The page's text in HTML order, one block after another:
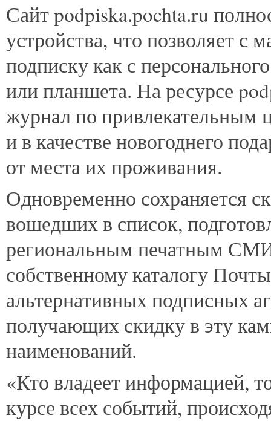
Сайт podpiska.pochta.ru
устройства, что позволяет
подписку как с
или планшета. На ресурсе
журнал по привлекательным
и в качестве новогоднего
от места их проживания.
Одновременно сохраняется
вошедших в список,
региональным печатным
собственному каталогу
альтернативных подписных
получающих скидку в эту
наименований.
«Кто владеет информацией,
курсе всех событий,